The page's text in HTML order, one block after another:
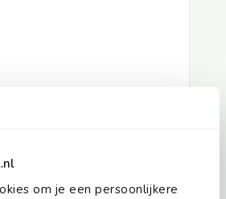
om je een persoonlijkere